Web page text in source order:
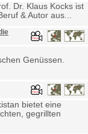
Dr. Klaus Kocks ist
& Autor aus...
Genüssen.
bietet eine
gegrillten